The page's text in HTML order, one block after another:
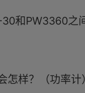
和PW3360之
怎样？（功率计